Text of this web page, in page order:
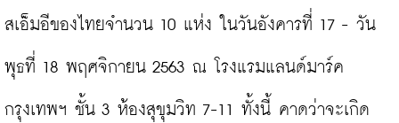
สเอ็มอีของไทยจำนวน 10 แห่ง ในวันอังคารที่ 17 - วัน
พุธที่ 18 พฤศจิกายน 2563 ณ โรงแรมแลนด์มาร์ค
กรุงเทพฯ ชั้น 3 ห้องสุขุมวิท 7-11 ทั้งนี้ คาดว่าจะเกิด